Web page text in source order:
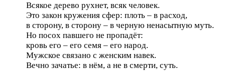
Всякое дерево рухнет, всяк человек.
Это закон кружения сфер: плоть – в расход,
в сторону, в сторону – в черную ненасытную муть.
Но посох павшего не пропадёт:
кровь его – его семя – его народ.
Мужское связано с женским навек.
Вечно зачатье: в нём, а не в смерти, суть.